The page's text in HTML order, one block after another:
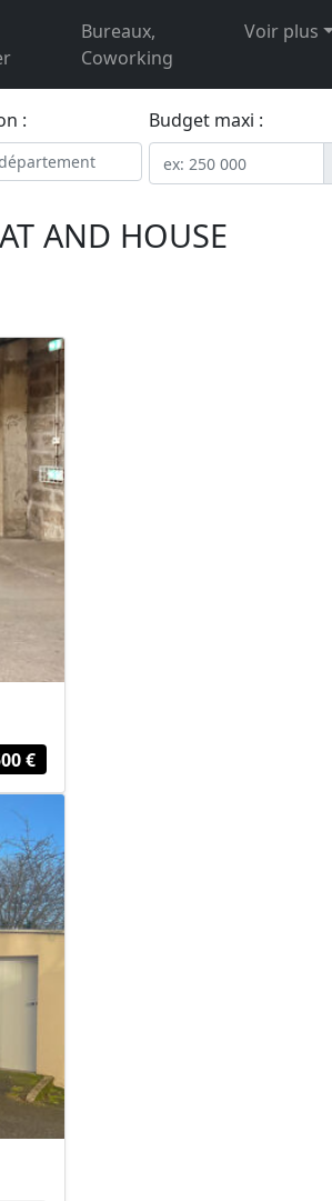
Bureaux,
Coworking
Voir plus
:
Budget maxi :
AND HOUSE
€